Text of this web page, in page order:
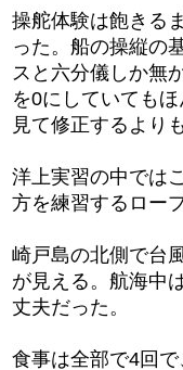
操舵体験は飽きる
った。船の操縦の
スと六分儀しか無
を0にしていても
見て修正するより
洋上実習の中では
方を練習するロー
崎戸島の北側で台
が見える。航海中
丈夫だった。
食事は全部で4回